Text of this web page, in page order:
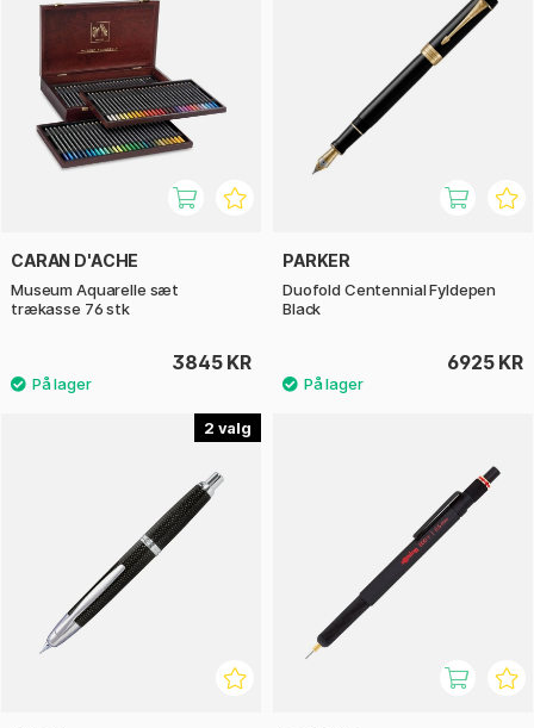
CARAN D'ACHE
Museum Aquarelle sæt
trækasse 76 stk
3845 KR
PARKER
Duofold Centennial Fyldepen
Black
6925 KR
2